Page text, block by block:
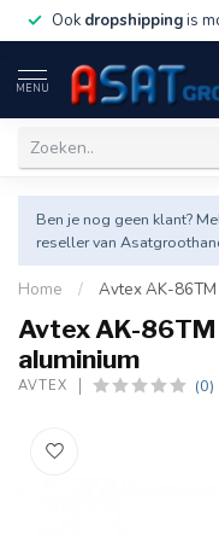
Ook dropshippingis
MENU
Ben je nog geen klant?
reseller van
Home / Avtex AK-
Avtex AK-
aluminium
AVTEX (0)